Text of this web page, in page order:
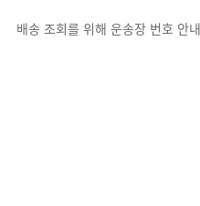
배송 조회를 위해 운송장 번호 안